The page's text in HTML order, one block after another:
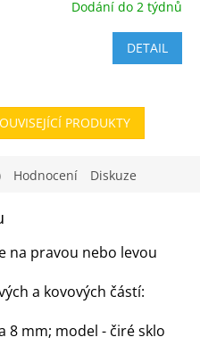
Dodání do 2 týdnů
DETAIL
PRODUKTY
Hodnocení Diskuze
na pravou nebo levou
a kovových částí:
8 mm; model - čiré sklo